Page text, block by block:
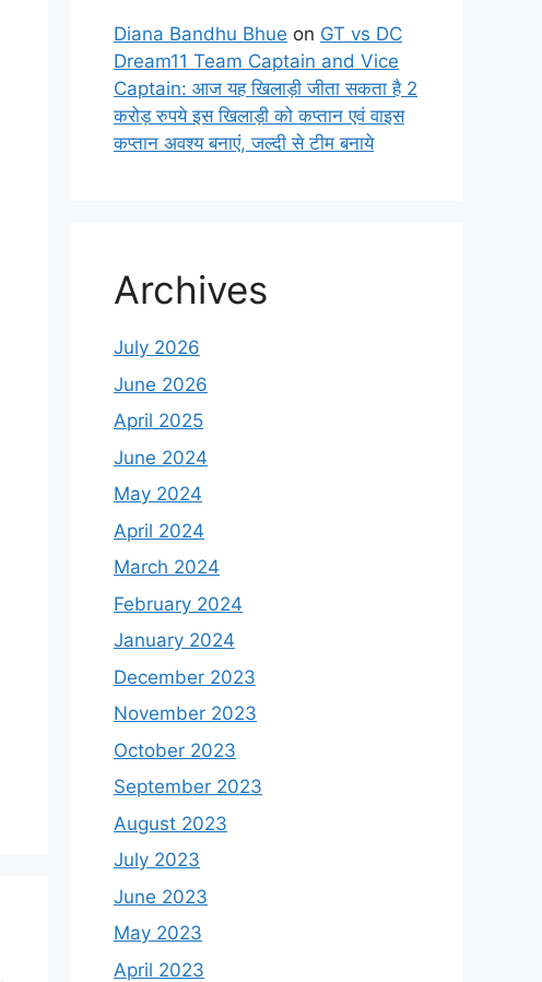
Diana Bandhu Bhue on GT vs DC
Dream11 Team Captain and Vice
Captain: आज यह खिलाड़ी जीता सकता है 2
करोड़ रुपये इस खिलाड़ी को कप्तान एवं वाइस
कप्तान अवश्य बनाएं, जल्दी से टीम बनाये
Archives
July 2026
June 2026
April 2025
June 2024
May 2024
April 2024
March 2024
February 2024
January 2024
December 2023
November 2023
October 2023
September 2023
August 2023
July 2023
June 2023
May 2023
April 2023